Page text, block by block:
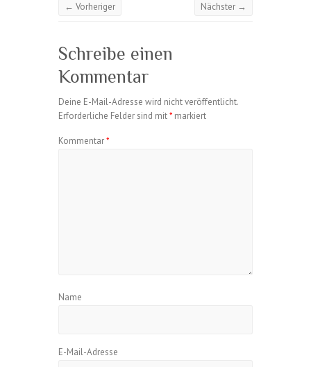
← Vorheriger Nächster →
Schreibe einen
Kommentar
Deine E-Mail-Adresse wird nicht veröffentlicht.
Erforderliche Felder sind mit* markiert
Kommentar*
Name
E-Mail-Adresse